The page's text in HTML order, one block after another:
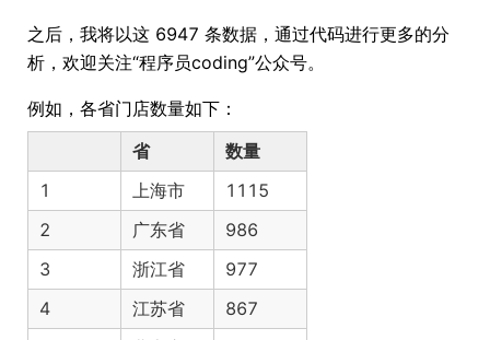
之后，我将以这 6947 条数据，通过代码进行更多的分
析，欢迎关注“程序员coding”公众号。
例如，各省门店数量如下：
省
数量
1
上海市
1115
2
广东省
986
3
浙江省
977
4
江苏省
867